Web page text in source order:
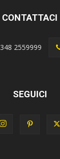
CONTATTACI
348 2559999
SEGUICI